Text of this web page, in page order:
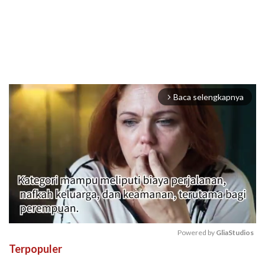
arrow_forward_ios Baca selengkapnya
Powered by GliaStudios
Terpopuler